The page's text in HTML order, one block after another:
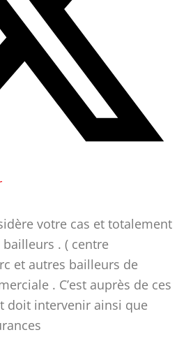
votre cas et totalement
. ( centre
et autres bailleurs de
. C’est auprès de ces
doit intervenir ainsi que